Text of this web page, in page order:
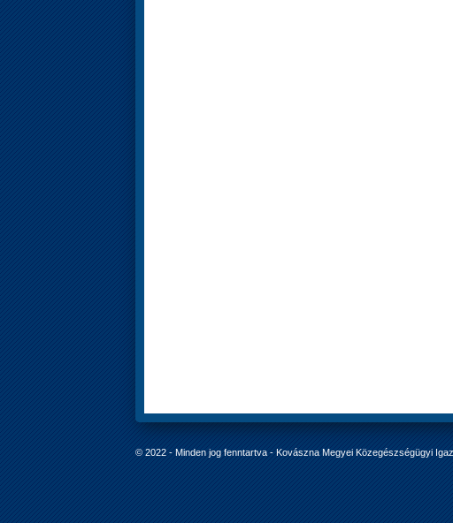
© 2022 - Minden jog fenntartva - Kovászna Megyei Közegészségügyi